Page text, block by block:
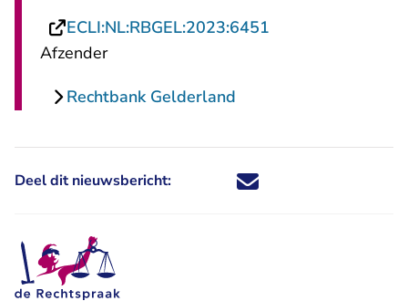
ECLI:NL:RBGEL:2023:6451
Afzender
Rechtbank Gelderland
Deel dit nieuwsbericht: Deel dit nieuwsbericht via X -
Deel dit nieuwsbericht via
Deel dit nieuwsbericht
Deel dit